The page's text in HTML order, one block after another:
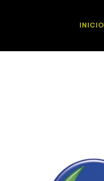
INICIO